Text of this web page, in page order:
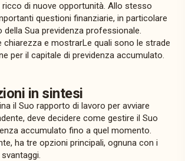
di nuove opportunità. Allo stesso
questioni finanziarie, in particolare
della Sua previdenza professionale.
chiarezza e mostrarLe quali sono le strade
per il capitale di previdenza accumulato.
in sintesi
il Suo rapporto di lavoro per avviare
deve decidere come gestire il Suo
accumulato fino a quel momento.
ha tre opzioni principali, ognuna con i